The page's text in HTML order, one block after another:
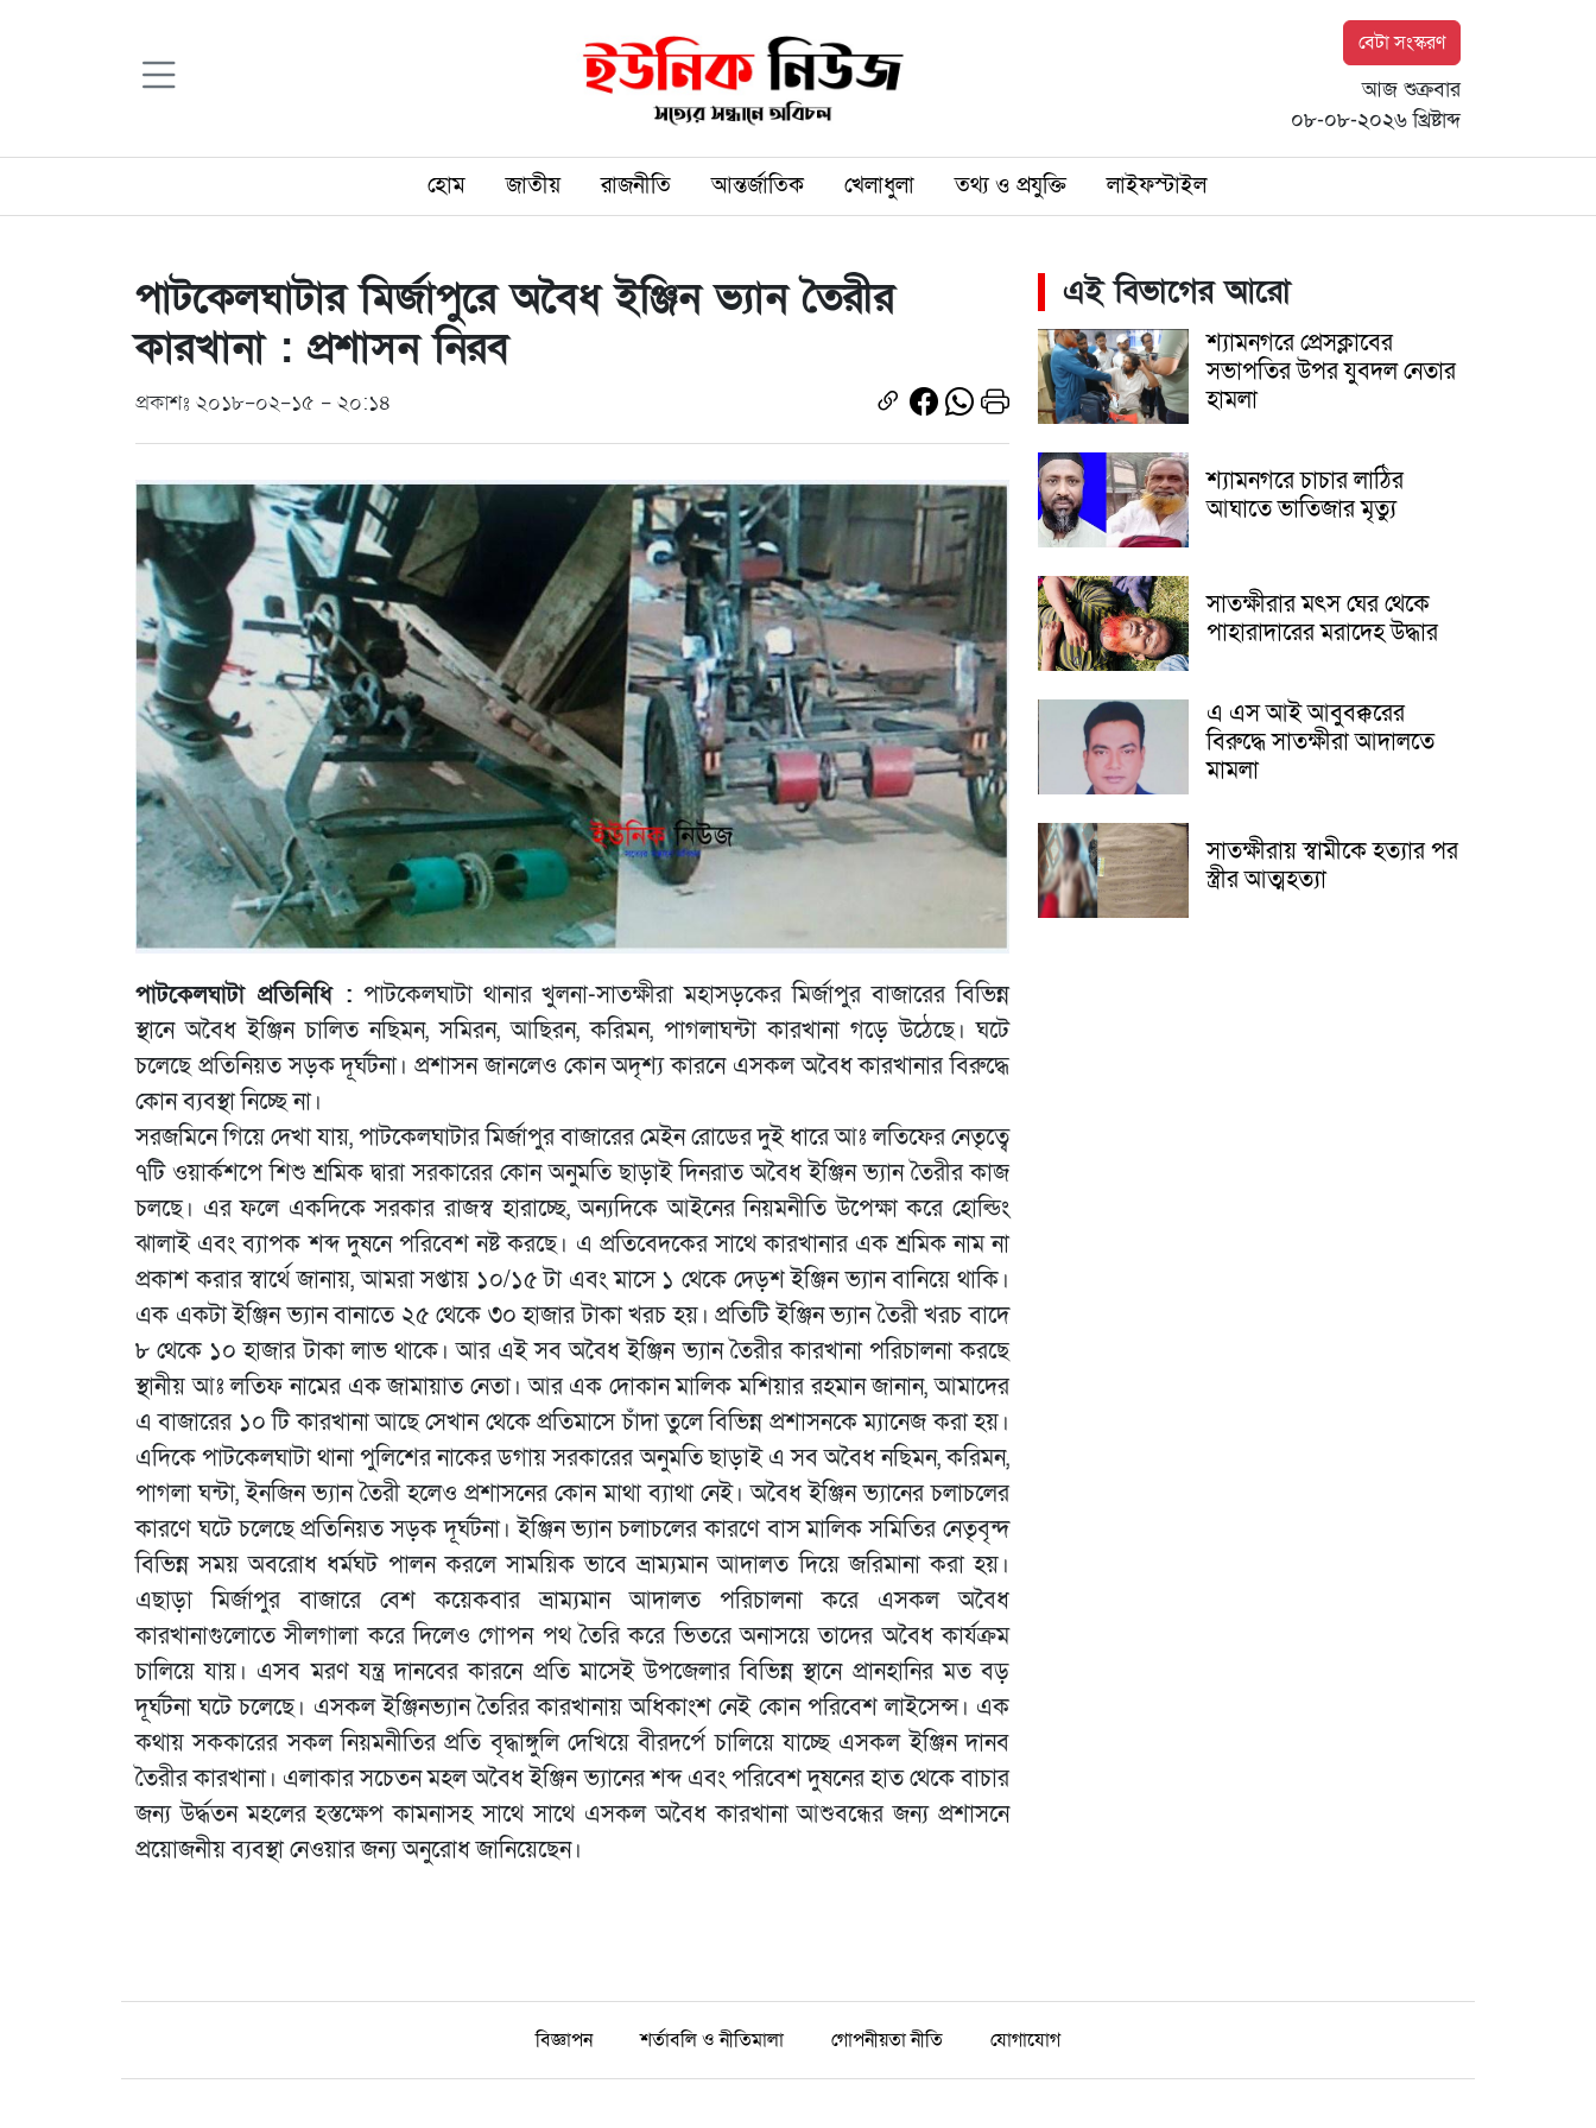
বেটা সংস্করণ
আজ শুক্রবার
০৮-০৮-২০২৬ খ্রিষ্টাব্দ
হোম জাতীয় রাজনীতি আন্তর্জাতিক খেলাধুলা তথ্য ও প্রযুক্তি লাইফস্টাইল
পাটকেলঘাটার মির্জাপুরে অবৈধ ইঞ্জিন ভ্যান তৈরীর
কারখানা : প্রশাসন নিরব
প্রকাশঃ ২০১৮-০২-১৫ - ২০:১৪
পাটকেলঘাটা প্রতিনিধি : পাটকেলঘাটা থানার খুলনা-সাতক্ষীরা মহাসড়কের মির্জাপুর বাজারের বিভিন্ন
স্থানে অবৈধ ইঞ্জিন চালিত নছিমন, সমিরন, আছিরন, করিমন, পাগলাঘন্টা কারখানা গড়ে উঠেছে। ঘটে
চলেছে প্রতিনিয়ত সড়ক দূর্ঘটনা। প্রশাসন জানলেও কোন অদৃশ্য কারনে এসকল অবৈধ কারখানার বিরুদ্ধে
কোন ব্যবস্থা নিচ্ছে না।
সরজমিনে গিয়ে দেখা যায়, পাটকেলঘাটার মির্জাপুর বাজারের মেইন রোডের দুই ধারে আঃ লতিফের নেতৃত্বে
৭টি ওয়ার্কশপে শিশু শ্রমিক দ্বারা সরকারের কোন অনুমতি ছাড়াই দিনরাত অবৈধ ইঞ্জিন ভ্যান তৈরীর কাজ
চলছে। এর ফলে একদিকে সরকার রাজস্ব হারাচ্ছে, অন্যদিকে আইনের নিয়মনীতি উপেক্ষা করে হোল্ডিং
ঝালাই এবং ব্যাপক শব্দ দুষনে পরিবেশ নষ্ট করছে। এ প্রতিবেদকের সাথে কারখানার এক শ্রমিক নাম না
প্রকাশ করার স্বার্থে জানায়, আমরা সপ্তায় ১০/১৫ টা এবং মাসে ১ থেকে দেড়শ ইঞ্জিন ভ্যান বানিয়ে থাকি।
এক একটা ইঞ্জিন ভ্যান বানাতে ২৫ থেকে ৩০ হাজার টাকা খরচ হয়। প্রতিটি ইঞ্জিন ভ্যান তৈরী খরচ বাদে
৮ থেকে ১০ হাজার টাকা লাভ থাকে। আর এই সব অবৈধ ইঞ্জিন ভ্যান তৈরীর কারখানা পরিচালনা করছে
স্থানীয় আঃ লতিফ নামের এক জামায়াত নেতা। আর এক দোকান মালিক মশিয়ার রহমান জানান, আমাদের
এ বাজারের ১০ টি কারখানা আছে সেখান থেকে প্রতিমাসে চাঁদা তুলে বিভিন্ন প্রশাসনকে ম্যানেজ করা হয়।
এদিকে পাটকেলঘাটা থানা পুলিশের নাকের ডগায় সরকারের অনুমতি ছাড়াই এ সব অবৈধ নছিমন, করিমন,
পাগলা ঘন্টা, ইনজিন ভ্যান তৈরী হলেও প্রশাসনের কোন মাথা ব্যাথা নেই। অবৈধ ইঞ্জিন ভ্যানের চলাচলের
কারণে ঘটে চলেছে প্রতিনিয়ত সড়ক দূর্ঘটনা। ইঞ্জিন ভ্যান চলাচলের কারণে বাস মালিক সমিতির নেতৃবৃন্দ
বিভিন্ন সময় অবরোধ ধর্মঘট পালন করলে সাময়িক ভাবে ভ্রাম্যমান আদালত দিয়ে জরিমানা করা হয়।
এছাড়া মির্জাপুর বাজারে বেশ কয়েকবার ভ্রাম্যমান আদালত পরিচালনা করে এসকল অবৈধ
কারখানাগুলোতে সীলগালা করে দিলেও গোপন পথ তৈরি করে ভিতরে অনাসয়ে তাদের অবৈধ কার্যক্রম
চালিয়ে যায়। এসব মরণ যন্ত্র দানবের কারনে প্রতি মাসেই উপজেলার বিভিন্ন স্থানে প্রানহানির মত বড়
দূর্ঘটনা ঘটে চলেছে। এসকল ইঞ্জিনভ্যান তৈরির কারখানায় অধিকাংশ নেই কোন পরিবেশ লাইসেন্স। এক
কথায় সককারের সকল নিয়মনীতির প্রতি বৃদ্ধাঙ্গুলি দেখিয়ে বীরদর্পে চালিয়ে যাচ্ছে এসকল ইঞ্জিন দানব
তৈরীর কারখানা। এলাকার সচেতন মহল অবৈধ ইঞ্জিন ভ্যানের শব্দ এবং পরিবেশ দুষনের হাত থেকে বাচার
জন্য উর্দ্ধতন মহলের হস্তক্ষেপ কামনাসহ সাথে সাথে এসকল অবৈধ কারখানা আশুবন্ধের জন্য প্রশাসনে
প্রয়োজনীয় ব্যবস্থা নেওয়ার জন্য অনুরোধ জানিয়েছেন।
এই বিভাগের আরো
শ্যামনগরে প্রেসক্লাবের
সভাপতির উপর যুবদল নেতার
হামলা
শ্যামনগরে চাচার লাঠির
আঘাতে ভাতিজার মৃত্যু
সাতক্ষীরার মৎস ঘের থেকে
পাহারাদারের মরাদেহ উদ্ধার
এ এস আই আবুবক্করের
বিরুদ্ধে সাতক্ষীরা আদালতে
মামলা
সাতক্ষীরায় স্বামীকে হত্যার পর
স্ত্রীর আত্মহত্যা
বিজ্ঞাপন শর্তাবলি ও নীতিমালা গোপনীয়তা নীতি যোগাযোগ